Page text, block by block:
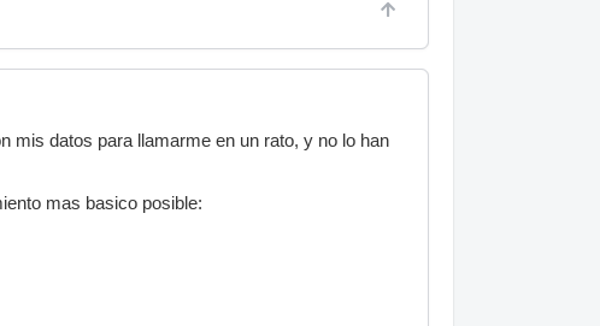
mis datos para llamarme en un rato, y no lo han
mas basico posible: